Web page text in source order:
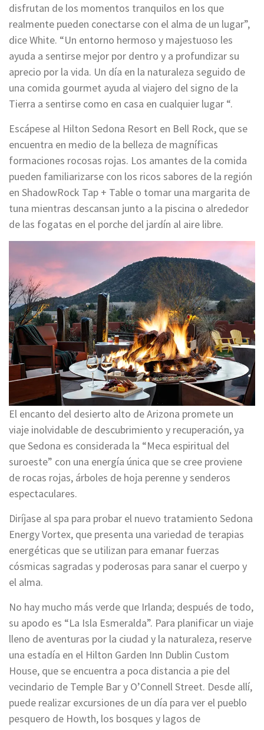
disfrutan de los momentos tranquilos en los que
realmente pueden conectarse con el alma de un lugar”,
dice White. “Un entorno hermoso y majestuoso les
ayuda a sentirse mejor por dentro y a profundizar su
aprecio por la vida. Un día en la naturaleza seguido de
una comida gourmet ayuda al viajero del signo de la
Tierra a sentirse como en casa en cualquier lugar “.
Escápese al Hilton Sedona Resort en Bell Rock, que se
encuentra en medio de la belleza de magníficas
formaciones rocosas rojas. Los amantes de la comida
pueden familiarizarse con los ricos sabores de la región
en ShadowRock Tap + Table o tomar una margarita de
tuna mientras descansan junto a la piscina o alrededor
de las fogatas en el porche del jardín al aire libre.
El encanto del desierto alto de Arizona promete un
viaje inolvidable de descubrimiento y recuperación, ya
que Sedona es considerada la “Meca espiritual del
suroeste” con una energía única que se cree proviene
de rocas rojas, árboles de hoja perenne y senderos
espectaculares.
Diríjase al spa para probar el nuevo tratamiento Sedona
Energy Vortex, que presenta una variedad de terapias
energéticas que se utilizan para emanar fuerzas
cósmicas sagradas y poderosas para sanar el cuerpo y
el alma.
No hay mucho más verde que Irlanda; después de todo,
su apodo es “La Isla Esmeralda”. Para planificar un viaje
lleno de aventuras por la ciudad y la naturaleza, reserve
una estadía en el Hilton Garden Inn Dublin Custom
House, que se encuentra a poca distancia a pie del
vecindario de Temple Bar y O’Connell Street. Desde allí,
puede realizar excursiones de un día para ver el pueblo
pesquero de Howth, los bosques y lagos de